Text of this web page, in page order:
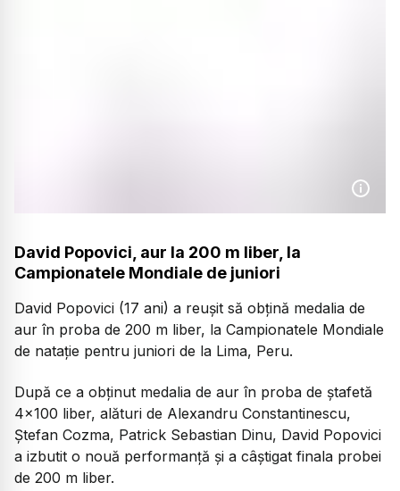
David Popovici, aur la 200 m liber, la
Campionatele Mondiale de juniori
David Popovici (17 ani) a reușit să obțină medalia de
aur în proba de 200 m liber, la Campionatele Mondiale
de natație pentru juniori de la Lima, Peru.
După ce a obținut medalia de aur în proba de ștafetă
4x100 liber, alături de Alexandru Constantinescu,
Ştefan Cozma, Patrick Sebastian Dinu, David Popovici
a izbutit o nouă performanță și a câștigat finala probei
de 200 m liber.